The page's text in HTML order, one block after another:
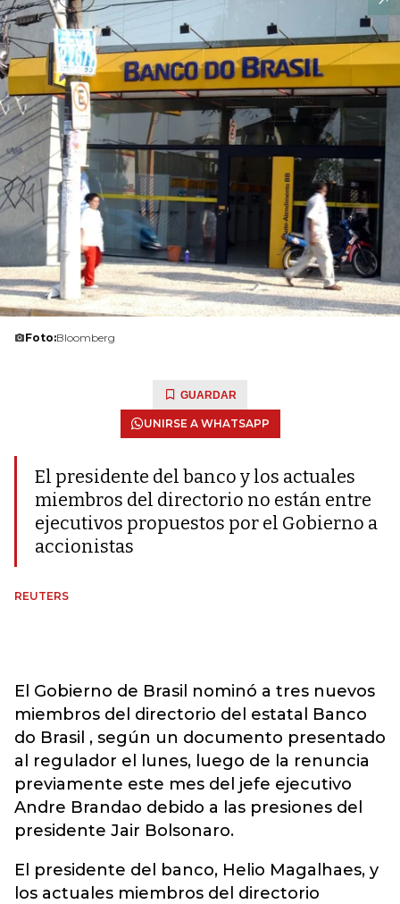
Foto:Bloomberg
GUARDAR
UNIRSE A WHATSAPP
El presidente del banco y los actuales
miembros del directorio no están entre
ejecutivos propuestos por el Gobierno a
accionistas
REUTERS
El Gobierno de Brasil nominó a tres nuevos
miembros del directorio del estatal Banco
do Brasil , según un documento presentado
al regulador el lunes, luego de la renuncia
previamente este mes del jefe ejecutivo
Andre Brandao debido a las presiones del
presidente Jair Bolsonaro.
El presidente del banco, Helio Magalhaes, y
los actuales miembros del directorio